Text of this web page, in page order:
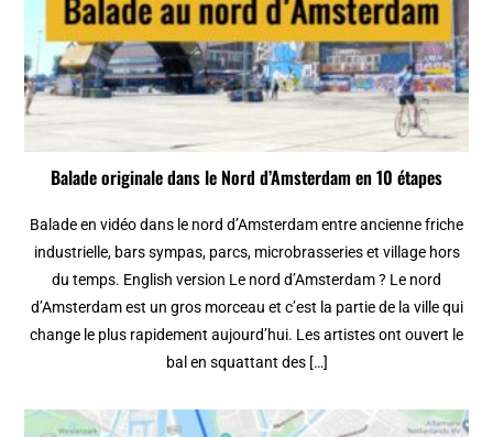
Balade originale dans le Nord d’Amsterdam en 10 étapes
Balade en vidéo dans le nord d’Amsterdam entre ancienne friche
industrielle, bars sympas, parcs, microbrasseries et village hors
du temps. English version Le nord d’Amsterdam ? Le nord
d’Amsterdam est un gros morceau et c’est la partie de la ville qui
change le plus rapidement aujourd’hui. Les artistes ont ouvert le
bal en squattant des […]